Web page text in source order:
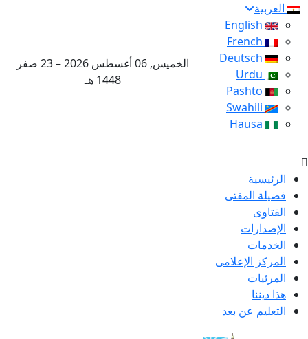
العربية
الخميس, 06 أغسطس 2026 – 23 صفر
1448 هـ
الرئيسية
فضيلة المفتى
الفتاوى
الإصدارات
الخدمات
المركز الإعلامى
المرئيات
هذا ديننا
التعليم عن بعد